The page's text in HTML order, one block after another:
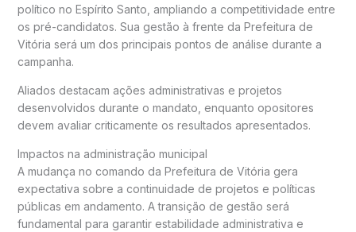
político no Espírito Santo, ampliando a competitividade entre
os pré-candidatos. Sua gestão à frente da Prefeitura de
Vitória será um dos principais pontos de análise durante a
campanha.
Aliados destacam ações administrativas e projetos
desenvolvidos durante o mandato, enquanto opositores
devem avaliar criticamente os resultados apresentados.
Impactos na administração municipal
A mudança no comando da Prefeitura de Vitória gera
expectativa sobre a continuidade de projetos e políticas
públicas em andamento. A transição de gestão será
fundamental para garantir estabilidade administrativa e